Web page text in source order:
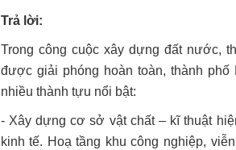
Trả lời:
Trong công cuộc xây dựng đất nước,
được giải phóng hoàn toàn, thành
nhiều thành tựu nổi bật:
- Xây dựng cơ sở vật chất – kĩ thuật
kinh tế. Hoạ tầng khu công nghiệp,